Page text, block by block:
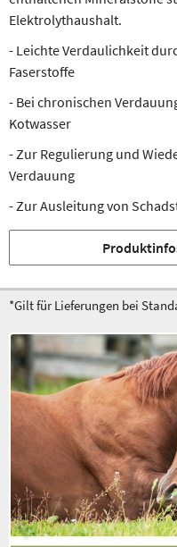
Elektrolythaushalt.
- Leichte Verdaulichkeit
Faserstoffe
- Bei chronischen
Kotwasser
- Zur Regulierung und
Verdauung
- Zur Ausleitung von
*Gilt für Lieferungen bei